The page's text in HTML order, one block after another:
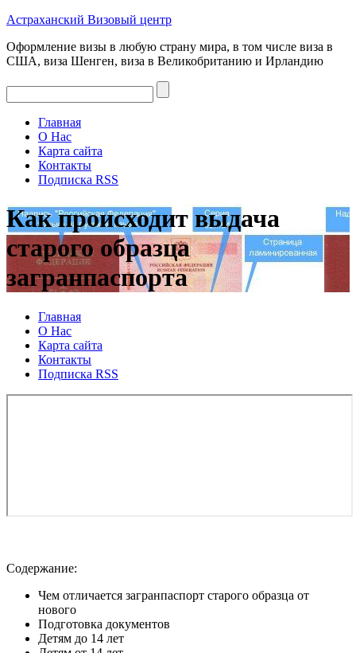
Астраханский Визовый центр
Оформление визы в любую страну мира, в том числе виза в
США, виза Шенген, виза в Великобританию и Ирландию
Главная
О Нас
Карта сайта
Контакты
Подписка RSS
Как происходит выдача
старого образца
загранпаспорта
Главная
О Нас
Карта сайта
Контакты
Подписка RSS
Содержание:
Чем отличается загранпаспорт старого образца от
нового
Подготовка документов
Детям до 14 лет